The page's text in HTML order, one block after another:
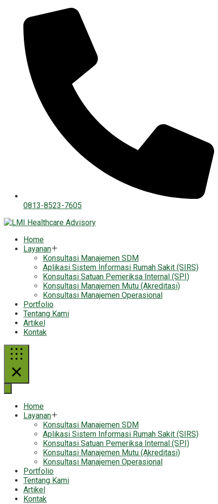
0813-8523-7605
Home
Layanan
Konsultasi Manajemen SDM
Aplikasi Sistem Informasi Rumah Sakit (SIRS)
Konsultasi Satuan Pemeriksa Internal (SPI)
Konsultasi Manajemen Mutu (Akreditasi)
Konsultasi Manajemen Operasional
Portfolio
Tentang Kami
Artikel
Kontak
Home
Layanan
Konsultasi Manajemen SDM
Aplikasi Sistem Informasi Rumah Sakit (SIRS)
Konsultasi Satuan Pemeriksa Internal (SPI)
Konsultasi Manajemen Mutu (Akreditasi)
Konsultasi Manajemen Operasional
Portfolio
Tentang Kami
Artikel
Kontak